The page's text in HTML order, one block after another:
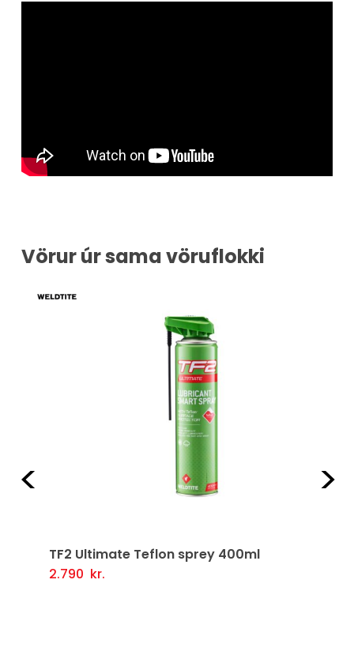
Vörur úr sama vöruflokki
TF2 Ultimate Teflon sprey 400ml
2.790kr.
Setja Í Körfu